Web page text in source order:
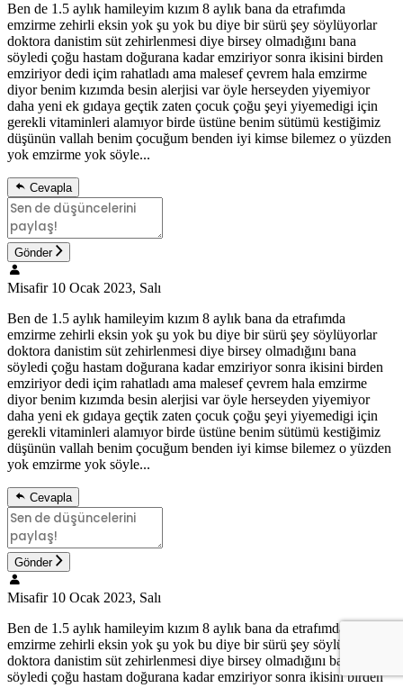
Ben de 1.5 aylık hamileyim kızım 8 aylık bana da etrafımda
emzirme zehirli eksin yok şu yok bu diye bir sürü şey söylüyorlar
doktora danistim süt zehirlenmesi diye birsey olmadığını bana
söyledi çoğu hastam doğurana kadar emziriyor sonra ikisini birden
emziriyor dedi içim rahatladı ama malesef çevrem hala emzirme
diyor benim kızımda besin alerjisi var öyle herseyden yiyemiyor
daha yeni ek gıdaya geçtik zaten çocuk çoğu şeyi yiyemedigi için
gerekli vitaminleri alamıyor birde üstüne benim sütümü kestiğimiz
düşünün vallah benim çocuğum benden iyi kimse bilemez o yüzden
yok emzirme yok söyle...
Cevapla
Gönder
Misafir 10 Ocak 2023, Salı
Ben de 1.5 aylık hamileyim kızım 8 aylık bana da etrafımda
emzirme zehirli eksin yok şu yok bu diye bir sürü şey söylüyorlar
doktora danistim süt zehirlenmesi diye birsey olmadığını bana
söyledi çoğu hastam doğurana kadar emziriyor sonra ikisini birden
emziriyor dedi içim rahatladı ama malesef çevrem hala emzirme
diyor benim kızımda besin alerjisi var öyle herseyden yiyemiyor
daha yeni ek gıdaya geçtik zaten çocuk çoğu şeyi yiyemedigi için
gerekli vitaminleri alamıyor birde üstüne benim sütümü kestiğimiz
düşünün vallah benim çocuğum benden iyi kimse bilemez o yüzden
yok emzirme yok söyle...
Cevapla
Gönder
Misafir 10 Ocak 2023, Salı
Ben de 1.5 aylık hamileyim kızım 8 aylık bana da etrafımda
emzirme zehirli eksin yok şu yok bu diye bir sürü şey söylüyorlar
doktora danistim süt zehirlenmesi diye birsey olmadığını bana
söyledi çoğu hastam doğurana kadar emziriyor sonra ikisini birden